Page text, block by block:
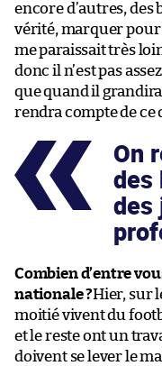
encore d’autres, des
vérité, marquer pour
me paraissait très
donc il n’est pas
que quand il
rendra compte de ce
On
des
des
Combien d’entre
nationale ?Hier, sur
moitié vivent du
et le reste ont un
doivent se lever le